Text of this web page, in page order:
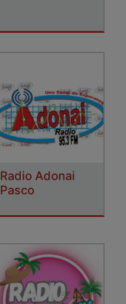
Radio Adonai
Pasco